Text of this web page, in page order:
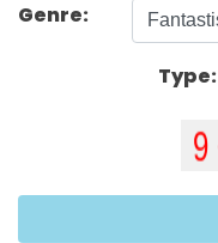
Genre:
Type: